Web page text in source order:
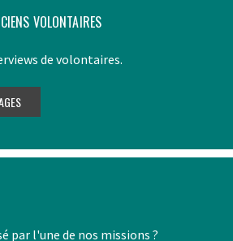
VOLONTAIRES
de volontaires.
par l'une de nos missions ?